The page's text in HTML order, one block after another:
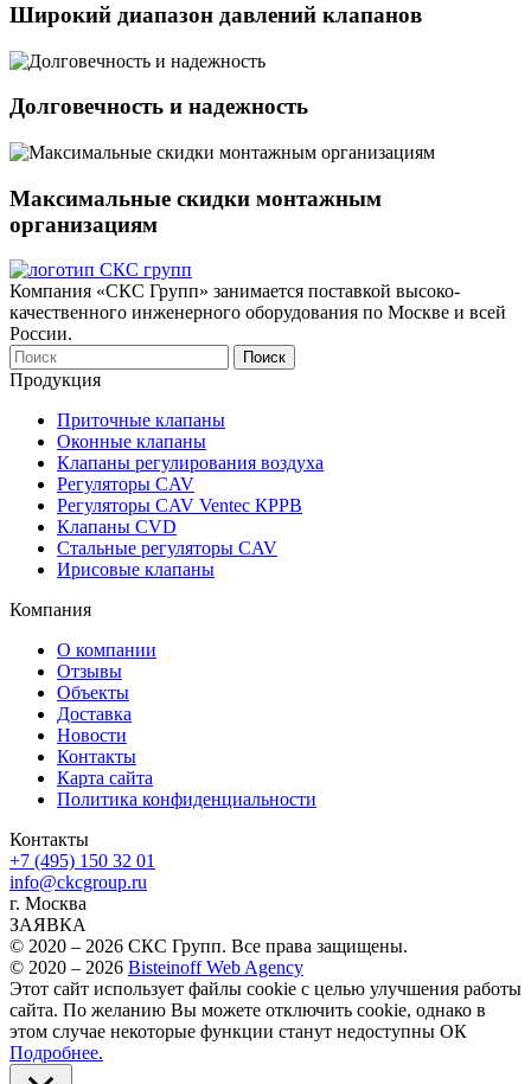
Широкий диапазон давлений клапанов
Долговечность и надежность
Максимальные скидки монтажным
организациям
Компания «СКС Групп» занимается поставкой высоко-
качественного инженерного оборудования по Москве и всей
России.
Продукция
Приточные клапаны
Оконныe клапаны
Клапаны регулирования воздуха
Регуляторы CAV
Регуляторы CAV Ventec КРРВ
Клапаны CVD
Стальные регуляторы CAV
Ирисовые клапаны
Компания
О компании
Отзывы
Объекты
Доставка
Новости
Контакты
Карта сайта
Политика конфиденциальности
Контакты
+7 (495) 150 32 01
info@ckcgroup.ru
г. Москва
ЗАЯВКА
© 2020 – 2026 СКС Групп. Все права защищены.
© 2020 – 2026 Bisteinoff Web Agency
Этот сайт использует файлы cookie с целью улучшения работы
сайта. По желанию Вы можете отключить cookie, однако в
этом случае некоторые функции станут недоступны ОК
Подробнее.